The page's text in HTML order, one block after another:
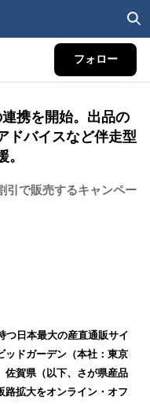
フォロー
携を開始。出品の
ドバイスなど伴走型
引で販売するキャンペー
日本最大の産直通販サイ
ッドガーデン（本社：東京
佐賀県（以下、さが県産品
路拡大をオンライン・オフ